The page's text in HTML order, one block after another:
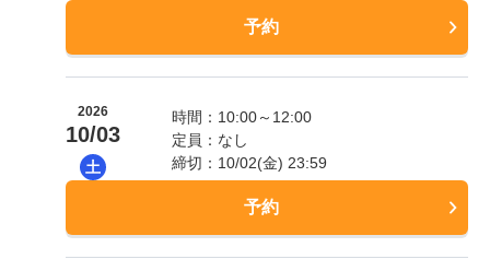
予約
2026
10/03
土
時間：10:00～12:00
定員：なし
締切：10/02(金) 23:59
予約